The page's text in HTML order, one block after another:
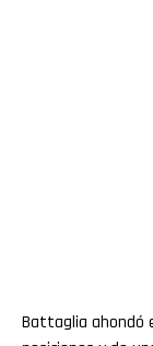
Battaglia ahondó